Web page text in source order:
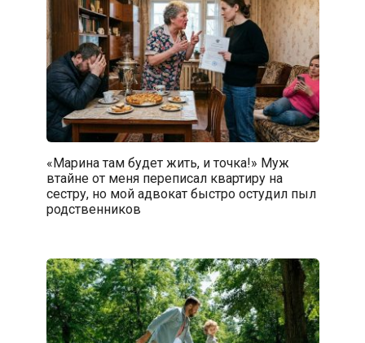
«Марина там будет жить, и точка!» Муж
втайне от меня переписал квартиру на
сестру, но мой адвокат быстро остудил пыл
родственников